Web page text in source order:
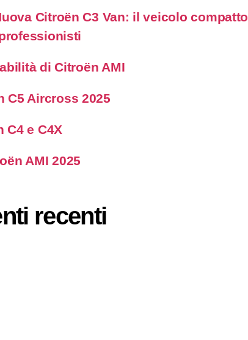
Citroën C3 Van: il veicolo compatto
di Citroën AMI
C5 Aircross 2025
C4 e C4X
AMI 2025
recenti